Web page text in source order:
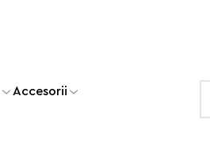
Accesorii